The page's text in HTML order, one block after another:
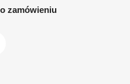
zamówieniu